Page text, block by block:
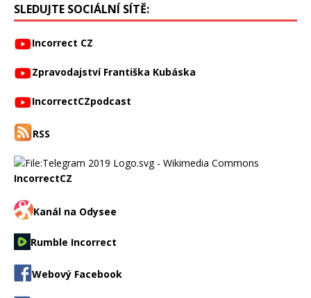
SLEDUJTE SOCIÁLNÍ SÍTĚ:
Incorrect CZ
Zpravodajství Františka Kubáska
IncorrectCZpodcast
RSS
IncorrectCZ
Kanál na Odysee
Rumble Incorrect
Webový Facebook